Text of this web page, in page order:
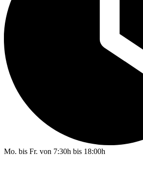
Mo. bis Fr. von 7:30h bis 18:00h